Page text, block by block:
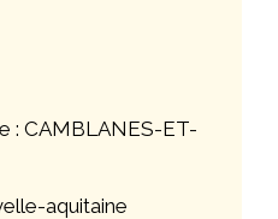
: CAMBLANES-ET-
aquitaine